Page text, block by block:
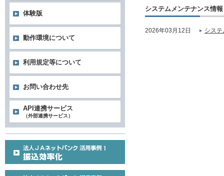
システムメンテナンス情報
2026年03月12日 シス
体験版
動作環境について
利用規定等について
お問い合わせ先
API連携サービス
（外部連携サービス）